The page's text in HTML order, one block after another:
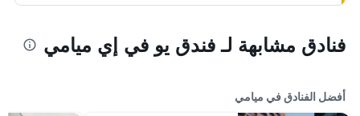
فنادق مشابهة لـ فندق يو في إي ميامي
أفضل الفنادق في ميامي